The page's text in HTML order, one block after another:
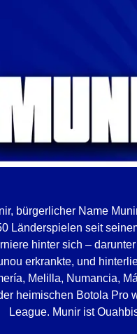
bürgerlicher Name
Länderspielen seit
hinter sich –
erkrankte, und
Melilla, Numancia,
heimischen Botola Pro
League. Munir ist